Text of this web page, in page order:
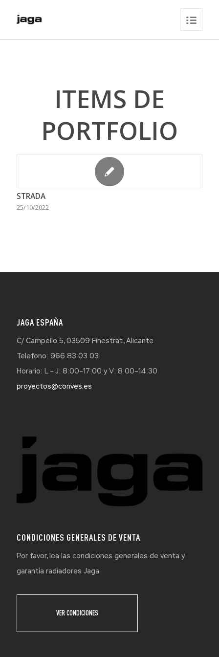
ITEMS DE
PORTFOLIO
STRADA
25/10/2022
JAGA ESPAÑA
C/ Campello 5, 03509 Finestrat, Alicante
Telefono: 966 83 03 03
Horario: L – J: 8:00–17:00 y V: 8:00–14:30
proyectos@conves.es
CONDICIONES GENERALES DE VENTA
Por favor, lea las condiciones generales de venta y
garantía radiadores Jaga
VER CONDICIONES